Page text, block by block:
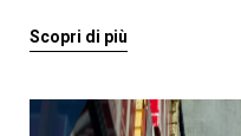
Scopri di più